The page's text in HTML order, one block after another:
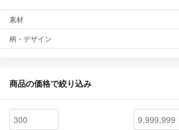
素材
柄・デザイン
商品の価格で絞り込み